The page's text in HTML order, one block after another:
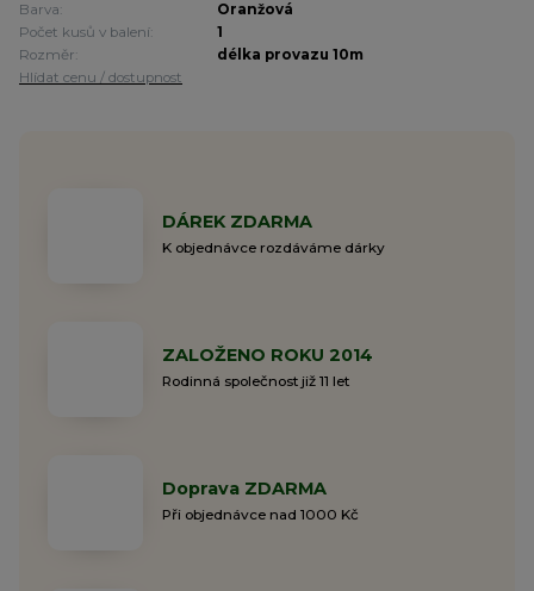
Barva:
Oranžová
Počet kusů v balení:
1
Rozměr:
délka provazu 10m
Hlídat cenu / dostupnost
DÁREK ZDARMA
K objednávce rozdáváme dárky
ZALOŽENO ROKU 2014
Rodinná společnost již 11 let
Doprava ZDARMA
Při objednávce nad 1000 Kč